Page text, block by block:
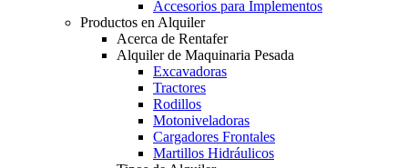
Accesorios para Implementos
Productos en Alquiler
Acerca de Rentafer
Alquiler de Maquinaria Pesada
Excavadoras
Tractores
Rodillos
Motoniveladoras
Cargadores Frontales
Martillos Hidráulicos